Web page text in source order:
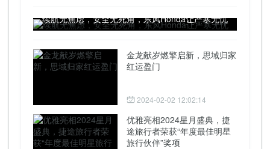
续航无焦虑，安全无死角，东风Honda让严寒无忧
金龙献岁燃擎启新，思域归家
红运盈门
2024-02-02 12:02:14
优雅亮相2024星月盛典，捷
途旅行者荣获“年度最佳明星
旅行伙伴”奖项